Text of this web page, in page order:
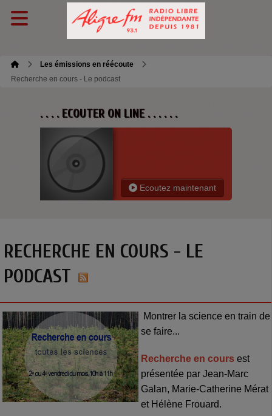
Les émissions en réécoute
Recherche en cours - Le podcast
. . . . ECOUTER ON LINE . . . . . .
Ecoutez maintenant
RECHERCHE EN COURS - LE
PODCAST
Montrer la science en train de
se faire...
Recherche en cours est
présentée par Jean-Marc
Galan, Marie-Catherine Mérat
et Hélène Frouard.